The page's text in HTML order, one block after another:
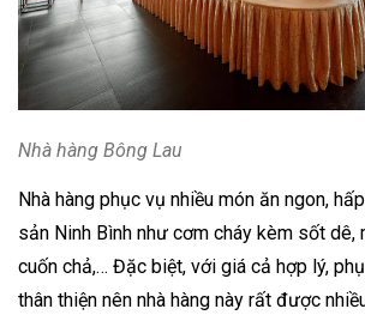
Nhà hàng Bông Lau
Nhà hàng phục vụ nhiều món ăn ngon,
sản Ninh Bình như cơm cháy kèm sốt dê,
cuốn chả,… Đặc biệt, với giá cả hợp lý,
thân thiện nên nhà hàng này rất được